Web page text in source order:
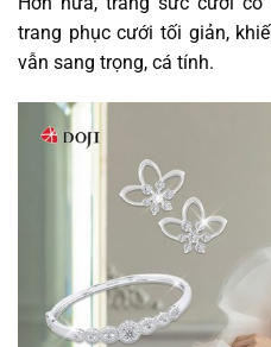
trang phục cưới tối giản,
vẫn sang trọng, cá tính.